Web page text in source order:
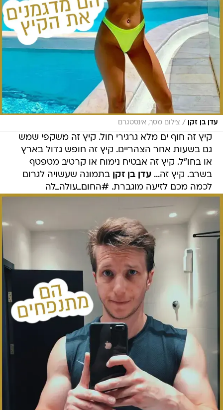
עדן בן זקן / צילום מסך, אינסטגרם
קיץ זה חוף ים מלא גרגירי חול. קיץ זה משקפי שמש
גם בשעות אחר הצהריים. קיץ זה חופש גדול בארץ
או בחו"ל. קיץ זה אבטיח נימוח או קרטיב מטפטף
בשרב. קיץ זה...עדן בן זקן בתמונה שעשויה לגרום
לכמה מכם לזיעה מוגברת. #החום_עולה_לה